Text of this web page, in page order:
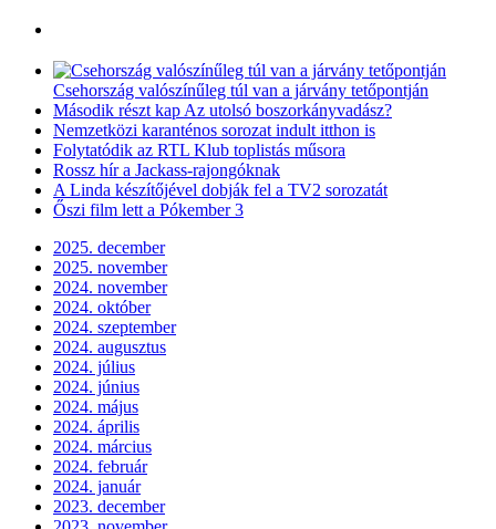
Csehország valószínűleg túl van a járvány tetőpontján
Második részt kap Az utolsó boszorkányvadász?
Nemzetközi karanténos sorozat indult itthon is
Folytatódik az RTL Klub toplistás műsora
Rossz hír a Jackass-rajongóknak
A Linda készítőjével dobják fel a TV2 sorozatát
Őszi film lett a Pókember 3
2025. december
2025. november
2024. november
2024. október
2024. szeptember
2024. augusztus
2024. július
2024. június
2024. május
2024. április
2024. március
2024. február
2024. január
2023. december